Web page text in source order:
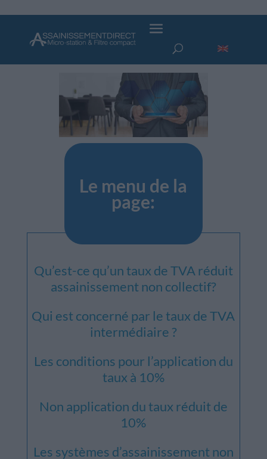
Taux tva assainissement non
collectif réduit
Le menu de la
page:
Qu’est-ce qu’un taux de TVA réduit
assainissement non collectif?
Qui est concerné par le taux de TVA
intermédiaire ?
Les conditions pour l’application du
taux à 10%
Non application du taux réduit de
10%
Les systèmes d’assainissement non